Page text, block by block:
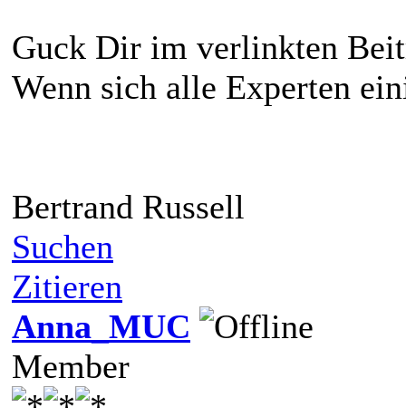
Guck Dir im verlinkten
Wenn sich alle Experten
Bertrand Russell
Suchen
Zitieren
Anna_MUC
Member